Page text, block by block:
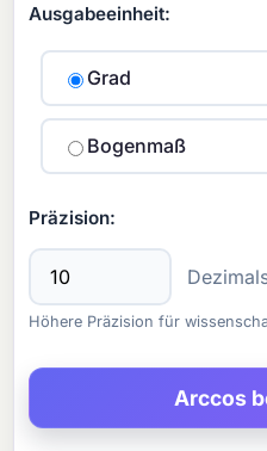
Ausgabeeinheit:
Grad
Bogenmaß
Präzision:
Höhere Präzision für